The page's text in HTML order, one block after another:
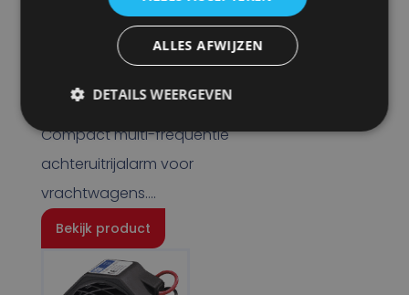
Achteruitrij alarm
multi frequentie
EA5200 12-24V 97 dB
Compact multi-frequentie
achteruitrijalarm voor
vrachtwagens….
Bekijk product
ALLES AFWIJZEN
DETAILS WEERGEVEN